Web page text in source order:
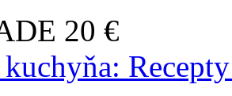
20 €
kuchyňa: